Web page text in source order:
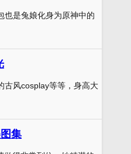
也是兔娘化身为原神中的
古风cosplay等等，身高大
集